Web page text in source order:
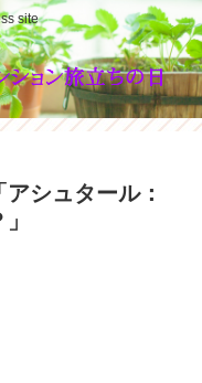
site
シュタール：